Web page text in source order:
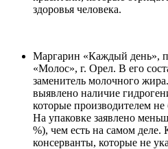
здоровья человека.
Маргарин «Каждый день»,
«Молос», г. Орел. В его
заменитель молочного
выявлено наличие
которые производителем
На упаковке заявлено
%), чем есть на самом деле.
консерванты, которые не